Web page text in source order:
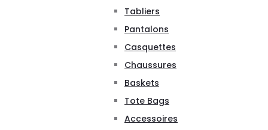
Tabliers
Pantalons
Casquettes
Chaussures
Baskets
Tote Bags
Accessoires